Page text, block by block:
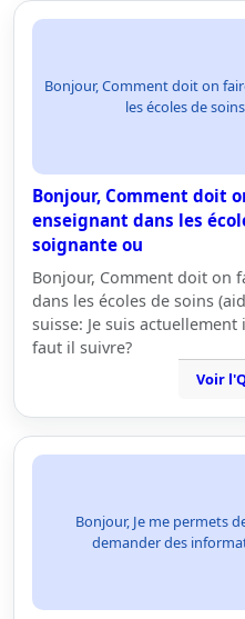
Bonjour, Comment doit on
les écoles de
Bonjour, Comment doit
enseignant dans les
soignante ou
Bonjour, Comment doit on
dans les écoles de soins
suisse: Je suis
faut il suivre?
Voir
Bonjour, Je me permets
demander des